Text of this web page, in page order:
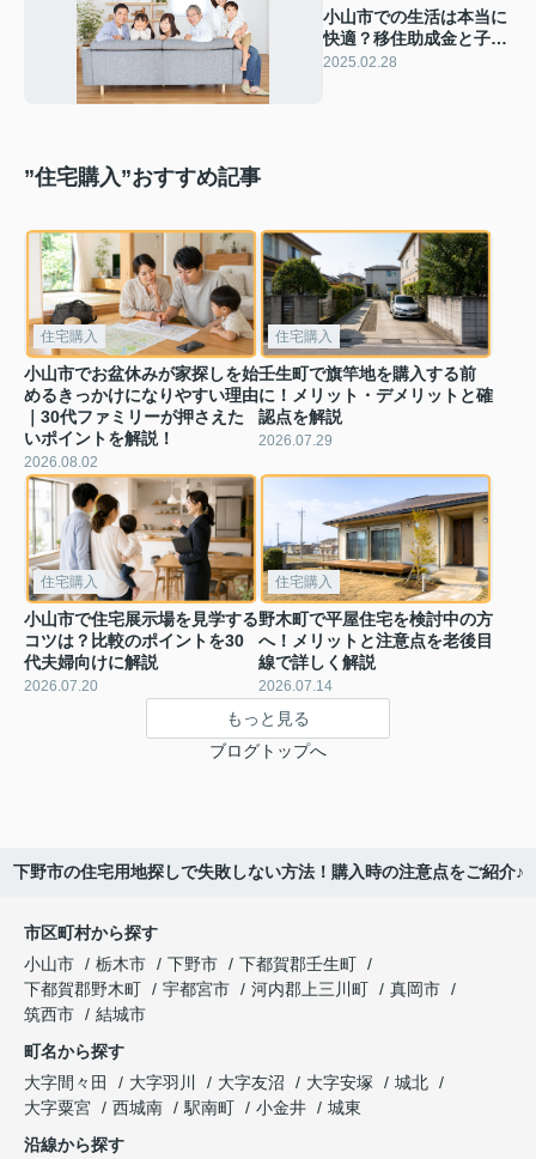
小山市での生活は本当に
快適？移住助成金と子育
て環境をご紹介
2025.02.28
”住宅購入”おすすめ記事
住宅購入
小山市でお盆休みが家探しを始
めるきっかけになりやすい理由
｜30代ファミリーが押さえた
いポイントを解説！
2026.08.02
住宅購入
壬生町で旗竿地を購入する前
に！メリット・デメリットと確
認点を解説
2026.07.29
住宅購入
小山市で住宅展示場を見学する
コツは？比較のポイントを30
代夫婦向けに解説
2026.07.20
住宅購入
野木町で平屋住宅を検討中の方
へ！メリットと注意点を老後目
線で詳しく解説
2026.07.14
もっと見る
ブログトップへ
下野市の住宅用地探しで失敗しない方法！購入時の注意点をご紹介♪
市区町村から探す
小山市
栃木市 下野市
下都賀郡壬生町
下都賀郡野木町
宇都宮市 河内郡上三川町
真岡市
筑西市
結城市
町名から探す
大字間々田
大字羽川 大字友沼 大字安塚
城北
大字粟宮
西城南 駅南町 小金井
城東
沿線から探す